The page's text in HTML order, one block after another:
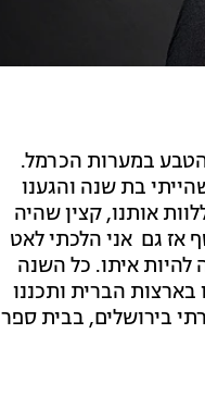
החברה להגנת הטבע במערות הכרמל.
בת שנה והגענו
אותנו, קצין שהיה
אז גם אני הלכתי לאט
להיות איתו. כל השנה
בארצות הברית ותכננו
בירושלים, בבית ספר